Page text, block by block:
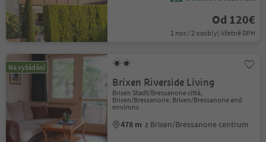
Od 120€
1 noc / 2 osob(y) Včetně DPH
Na vyžádání
Brixen Riverside Living
Brixen Stadt/Bressanone città,
Brixen/Bressanone, Brixen/Bressanone and
environs
478 m z Brixen/Bressanone centrum